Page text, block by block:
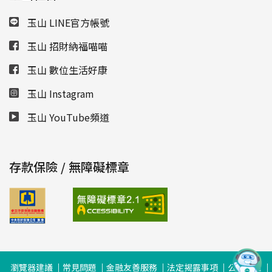
玉山 LINE官方帳號
玉山 招財納福喵喵
玉山 數位生活好康
玉山 Instagram
玉山 YouTube頻道
存款保險 / 無障礙標章
瀏覽器建議 常見問題 金融友善服務 法定揭露事項 公司治理